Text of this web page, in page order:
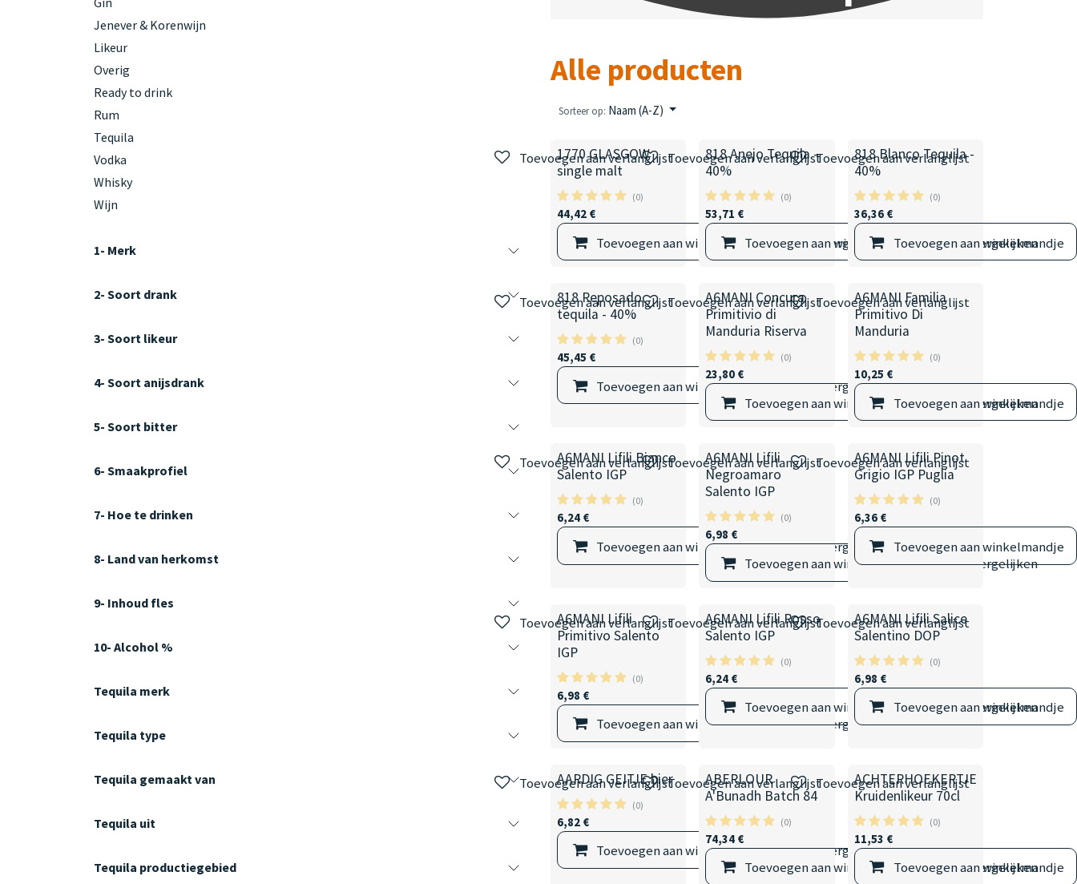
Jenever & Korenwijn
Likeur
Overig
Ready to drink
Rum
Tequila
Vodka
Whisky
Wijn
1- Merk
2- Soort drank
3- Soort likeur
4- Soort anijsdrank
5- Soort bitter
6- Smaakprofiel
7- Hoe te drinken
8- Land van herkomst
9- Inhoud fles
10- Alcohol %
Tequila merk
Tequila type
Tequila gemaakt van
Tequila uit
Tequila productiegebied
Alle producten
Sorteer op: Naam (A-Z)
1770 GLASGOW
single malt
(0)
44,42 €
Toevoegen aan winkelmandje Vergelijken
Toevoegen aan verlanglijst
818 Anejo Tequila -
40%
(0)
53,71 €
Toevoegen aan winkelmandje Vergelijken
Toevoegen aan verlanglijst
818 Blanco Tequila -
40%
(0)
36,36€
Toevoegen aan winkelmandje
Toevoegen aan verlanglijst
818 Reposado
tequila - 40%
(0)
45,45 €
Toevoegen aan winkelmandje Vergelijken
Toevoegen aan verlanglijst
A6MANI Concura
Primitivio di
Manduria Riserva
(0)
23,80 €
Toevoegen aan winkelmandje Vergelijken
Toevoegen aan verlanglijst
A6MANI Familia
Primitivo Di
Manduria
(0)
10,25 €
Toevoegen aan winkelmandje
Toevoegen aan verlanglijst
A6MANI Lifili Bianco
Salento IGP
(0)
6,24 €
Toevoegen aan winkelmandje Vergelijken
Toevoegen aan verlanglijst
A6MANI Lifili
Negroamaro
Salento IGP
(0)
6,98 €
Toevoegen aan winkelmandje Vergelijken
Toevoegen aan verlanglijst
A6MANI Lifili Pinot
Grigio IGP Puglia
(0)
6,36€
Toevoegen aan winkelmandje
Toevoegen aan verlanglijst
A6MANI Lifili
Primitivo Salento
IGP
(0)
6,98 €
Toevoegen aan winkelmandje Vergelijken
Toevoegen aan verlanglijst
A6MANI Lifili Rosso
Salento IGP
(0)
6,24 €
Toevoegen aan winkelmandje Vergelijken
Toevoegen aan verlanglijst
A6MANI Lifili Salice
Salentino DOP
(0)
6,98 €
Toevoegen aan winkelmandje
Toevoegen aan verlanglijst
AARDIG GEITJE bier
(0)
6,82 €
Toevoegen aan winkelmandje Vergelijken
Toevoegen aan verlanglijst
ABERLOUR
A'Bunadh Batch 84
(0)
74,34 €
Toevoegen aan winkelmandje Vergelijken
Toevoegen aan verlanglijst
ACHTERHOEKERTJE
Kruidenlikeur 70cl
(0)
11,53 €
Toevoegen aan winkelmandje
Toevoegen aan verlanglijst